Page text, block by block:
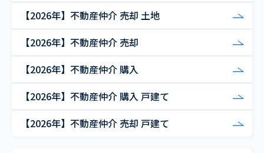
【2026年】不動産仲介 売却 土地
【2026年】不動産仲介 売却
【2026年】不動産仲介 購入
【2026年】不動産仲介 購入 戸建て
【2026年】不動産仲介 売却 戸建て